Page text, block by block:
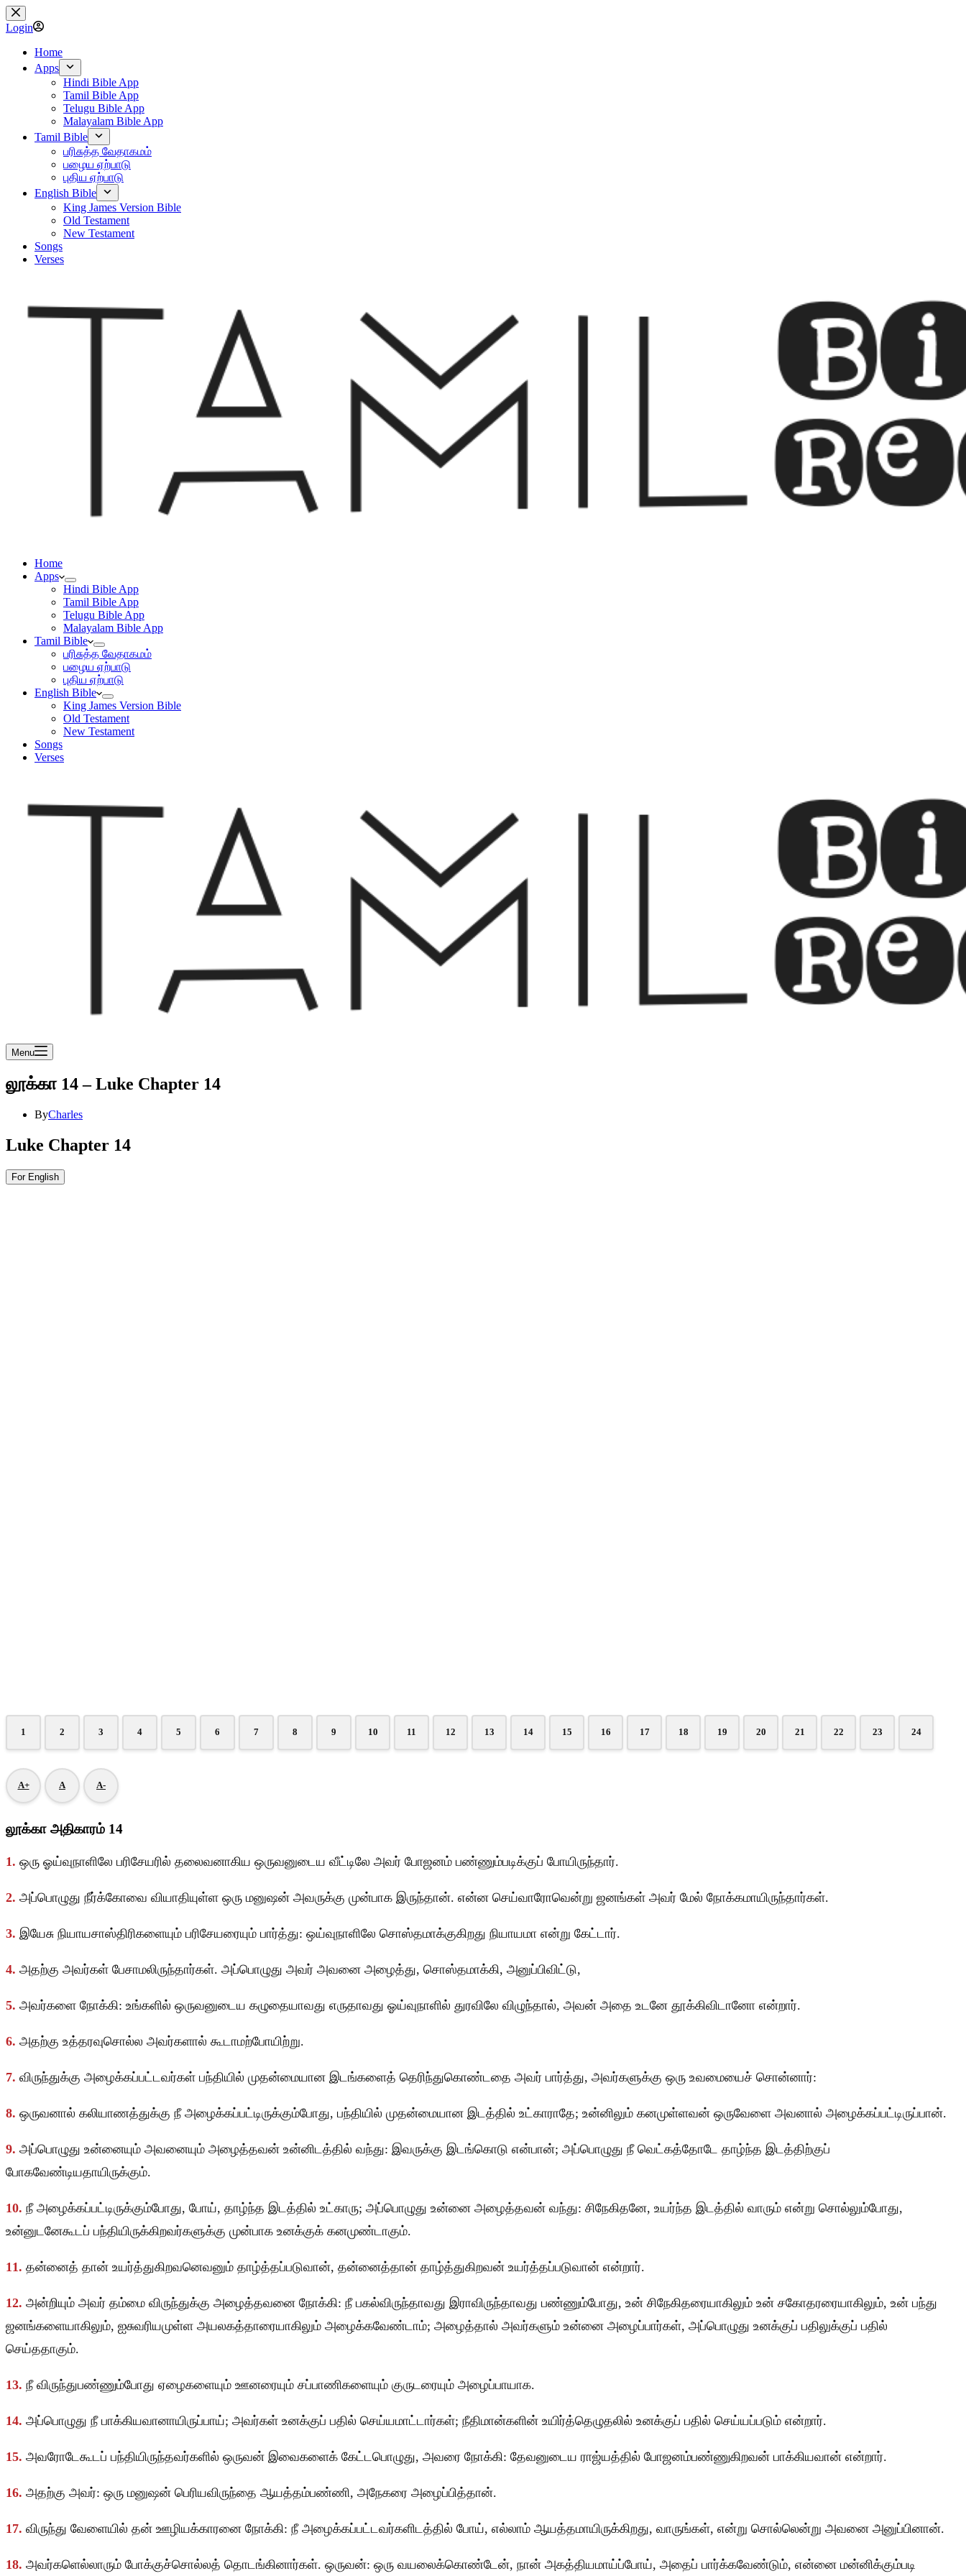
Skip
to
content
Login
Home
Apps
Hindi Bible App
Tamil Bible App
Telugu Bible App
Malayalam Bible App
Tamil Bible
பரிசுத்த வேதாகமம்
பழைய ஏற்பாடு
புதிய ஏற்பாடு
English Bible
King James Version Bible
Old Testament
New Testament
Songs
Verses
Home
Apps
Hindi Bible App
Tamil Bible App
Telugu Bible App
Malayalam Bible App
Tamil Bible
பரிசுத்த வேதாகமம்
பழைய ஏற்பாடு
புதிய ஏற்பாடு
English Bible
King James Version Bible
Old Testament
New Testament
Songs
Verses
Menu
லூக்கா 14 – Luke Chapter 14
ByCharles
Luke Chapter 14
For English
1 2 3 4 5 6 7 8 9 10 11 12 13 14 15 16 17 18 19 20 21 22 23 24
A+ A A-
லூக்கா அதிகாரம் 14
1. ஒரு ஓய்வுநாளிலே பரிசேயரில் தலைவனாகிய ஒருவனுடைய வீட்டிலே அவர் போஜனம் பண்ணும்படிக்குப் போயிருந்தார்.
2. அப்பொழுது நீர்க்கோவை வியாதியுள்ள ஒரு மனுஷன் அவருக்கு முன்பாக இருந்தான். என்ன செய்வாரோவென்று ஜனங்கள் அவர் மேல் நோக்கமாயிருந்தார்கள்.
3. இயேசு நியாயசாஸ்திரிகளையும் பரிசேயரையும் பார்த்து: ஒய்வுநாளிலே சொஸ்தமாக்குகிறது நியாயமா என்று கேட்டார்.
4. அதற்கு அவர்கள் பேசாமலிருந்தார்கள். அப்பொழுது அவர் அவனை அழைத்து, சொஸ்தமாக்கி, அனுப்பிவிட்டு,
5. அவர்களை நோக்கி: உங்களில் ஒருவனுடைய கழுதையாவது எருதாவது ஓய்வுநாளில் துரவிலே விழுந்தால், அவன் அதை உடனே தூக்கிவிடானோ என்றார்.
6. அதற்கு உத்தரவுசொல்ல அவர்களால் கூடாமற்போயிற்று.
7. விருந்துக்கு அழைக்கப்பட்டவர்கள் பந்தியில் முதன்மையான இடங்களைத் தெரிந்துகொண்டதை அவர் பார்த்து, அவர்களுக்கு ஒரு உவமையைச் சொன்னார்:
8. ஒருவனால் கலியாணத்துக்கு நீ அழைக்கப்பட்டிருக்கும்போது, பந்தியில் முதன்மையான இடத்தில் உட்காராதே; உன்னிலும் கனமுள்ளவன் ஒருவேளை அவனால் அழைக்கப்பட்டிருப்பான்.
9. அப்பொழுது உன்னையும் அவனையும் அழைத்தவன் உன்னிடத்தில் வந்து: இவருக்கு இடங்கொடு என்பான்; அப்பொழுது நீ வெட்கத்தோடே தாழ்ந்த இடத்திற்குப்
போகவேண்டியதாயிருக்கும்.
10. நீ அழைக்கப்பட்டிருக்கும்போது, போய், தாழ்ந்த இடத்தில் உட்காரு; அப்பொழுது உன்னை அழைத்தவன் வந்து: சிநேகிதனே, உயர்ந்த இடத்தில் வாரும் என்று சொல்லும்போது,
உன்னுடனேகூடப் பந்தியிருக்கிறவர்களுக்கு முன்பாக உனக்குக் கனமுண்டாகும்.
11. தன்னைத் தான் உயர்த்துகிறவனெவனும் தாழ்த்தப்படுவான், தன்னைத்தான் தாழ்த்துகிறவன் உயர்த்தப்படுவான் என்றார்.
12. அன்றியும் அவர் தம்மை விருந்துக்கு அழைத்தவனை நோக்கி: நீ பகல்விருந்தாவது இராவிருந்தாவது பண்ணும்போது, உன் சிநேகிதரையாகிலும் உன் சகோதரரையாகிலும், உன் பந்து
ஜனங்களையாகிலும், ஐசுவரியமுள்ள அயலகத்தாரையாகிலும் அழைக்கவேண்டாம்; அழைத்தால் அவர்களும் உன்னை அழைப்பார்கள், அப்பொழுது உனக்குப் பதிலுக்குப் பதில்
செய்ததாகும்.
13. நீ விருந்துபண்ணும்போது ஏழைகளையும் ஊனரையும் சப்பாணிகளையும் குருடரையும் அழைப்பாயாக.
14. அப்பொழுது நீ பாக்கியவானாயிருப்பாய்; அவர்கள் உனக்குப் பதில் செய்யமாட்டார்கள்; நீதிமான்களின் உயிர்த்தெழுதலில் உனக்குப் பதில் செய்யப்படும் என்றார்.
15. அவரோடேகூடப் பந்தியிருந்தவர்களில் ஒருவன் இவைகளைக் கேட்டபொழுது, அவரை நோக்கி: தேவனுடைய ராஜ்யத்தில் போஜனம்பண்ணுகிறவன் பாக்கியவான் என்றார்.
16. அதற்கு அவர்: ஒரு மனுஷன் பெரியவிருந்தை ஆயத்தம்பண்ணி, அநேகரை அழைப்பித்தான்.
17. விருந்து வேளையில் தன் ஊழியக்காரனை நோக்கி: நீ அழைக்கப்பட்டவர்களிடத்தில் போய், எல்லாம் ஆயத்தமாயிருக்கிறது, வாருங்கள், என்று சொல்லென்று அவனை அனுப்பினான்.
18. அவர்களெல்லாரும் போக்குச்சொல்லத் தொடங்கினார்கள். ஒருவன்: ஒரு வயலைக்கொண்டேன், நான் அகத்தியமாய்ப்போய், அதைப் பார்க்கவேண்டும், என்னை மன்னிக்கும்படி